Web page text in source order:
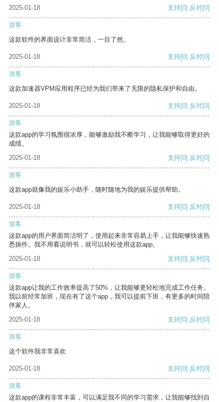
2025-01-18
支持[0] 反对[0]
游客
这款软件的界面设计非常简洁，一目了然。
2025-01-18 支持[0] 反对[0]
游客
这款加速器VPM应用程序已经为我们带来了无限的隐私保护和自由。
2025-01-18 支持[0] 反对[0]
游客
这款app的学习氛围很浓厚，能够激励我不断学习，让我能够取得更好的
成绩。
2025-01-18
支持[0] 反对[0]
游客
这款app就像我的娱乐小助手，随时随地为我的娱乐提供帮助。
2025-01-18 支持[0] 反对[0]
游客
这款app的用户界面简洁明了，使用起来非常容易上手，让我能够快速熟
悉操作。我不用看说明书，就可以轻松使用这款app。
2025-01-18
支持[0] 反对[0]
游客
这款app让我的工作效率提高了50%，让我能够更轻松地完成工作任务。
我以前经常加班，现在有了这个app，我可以提前下班，有更多的时间陪
伴家人。
2025-01-18
支持[0] 反对[0]
游客
这个软件我非常喜欢
2025-01-18 支持[0] 反对[0]
游客
这款app的课程非常丰富，可以满足我不同的学习需求，让我能够找到自